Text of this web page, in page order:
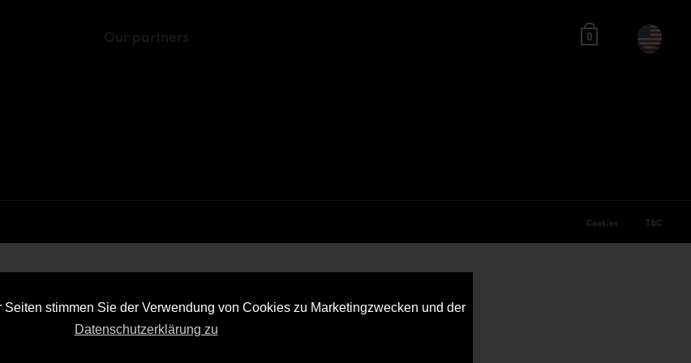
stimmen Sie der Verwendung von Cookies zu Marketingzwecken und der
Datenschutzerklärung zu
0
Our partners
Cookies T&C